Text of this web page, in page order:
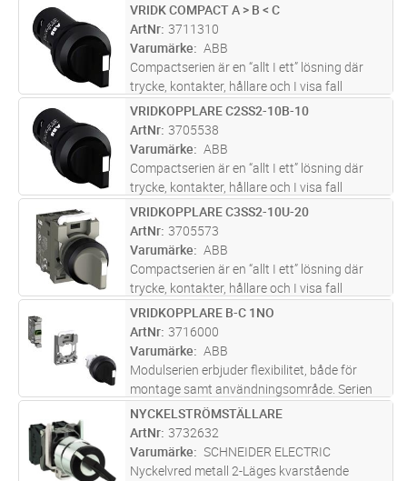
ST Lägg i kundvagn
VRIDK COMPACT A > B < C
ArtNr 3711310
Varumärke
ABB
Compactserien är en “allt I ett” lösning där
trycke, kontakter, hållare och I visa fall
ljuskälla är inkluderade I en enhet.
Compactserein finns i en mängd olika
produkttyper såsom: tryckknappar, si
mer
ST Lägg i kundvagn
VRIDKOPPLARE C2SS2-10B-10
ArtNr 3705538
Varumärke
ABB
Compactserien är en “allt I ett” lösning där
trycke, kontakter, hållare och I visa fall
ljuskälla är inkluderade I en enhet.
Compactserein finns i en mängd olika
produkttyper såsom: tryckknappar, si
mer
ST Lägg i kundvagn
VRIDKOPPLARE C3SS2-10U-20
ArtNr 3705573
Varumärke
ABB
Compactserien är en “allt I ett” lösning där
trycke, kontakter, hållare och I visa fall
ljuskälla är inkluderade I en enhet.
Compactserein finns i en mängd olika
produkttyper såsom: tryckknappar, si
mer
ST Lägg i kundvagn
VRIDKOPPLARE B-C 1NO
ArtNr 3716000
Varumärke
ABB
Modulserien erbjuder flexibilitet, både för
montage samt användningsområde. Serien
erbjuder en mängd olika produkttyper såsom:
tryckknappar, signallampor, nödstopp,
joystick, svamptrycken, vridkoppla...läs mer
ST Lägg i kundvagn
NYCKELSTRÖMSTÄLLARE
ArtNr 3732632
Varumärke
SCHNEIDER ELECTRIC
Nyckelvred metall 2-Läges kvarstående